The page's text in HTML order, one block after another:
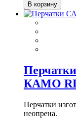
В корзину
КАМО
Перчатки
неопрена.